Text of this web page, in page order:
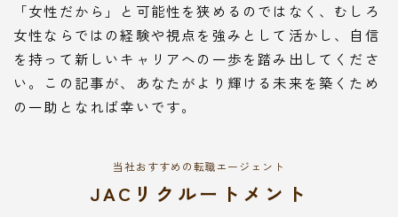
「女性だから」と可能性を狭めるのではなく、むしろ
女性ならではの経験や視点を強みとして活かし、自信
を持って新しいキャリアへの一歩を踏み出してくださ
い。この記事が、あなたがより輝ける未来を築くため
の一助となれば幸いです。
当社おすすめの転職エージェント
JACリクルートメント